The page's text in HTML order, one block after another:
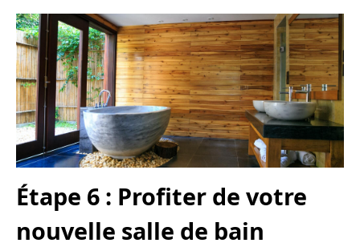
Étape 6 : Profiter de votre
nouvelle salle de bain